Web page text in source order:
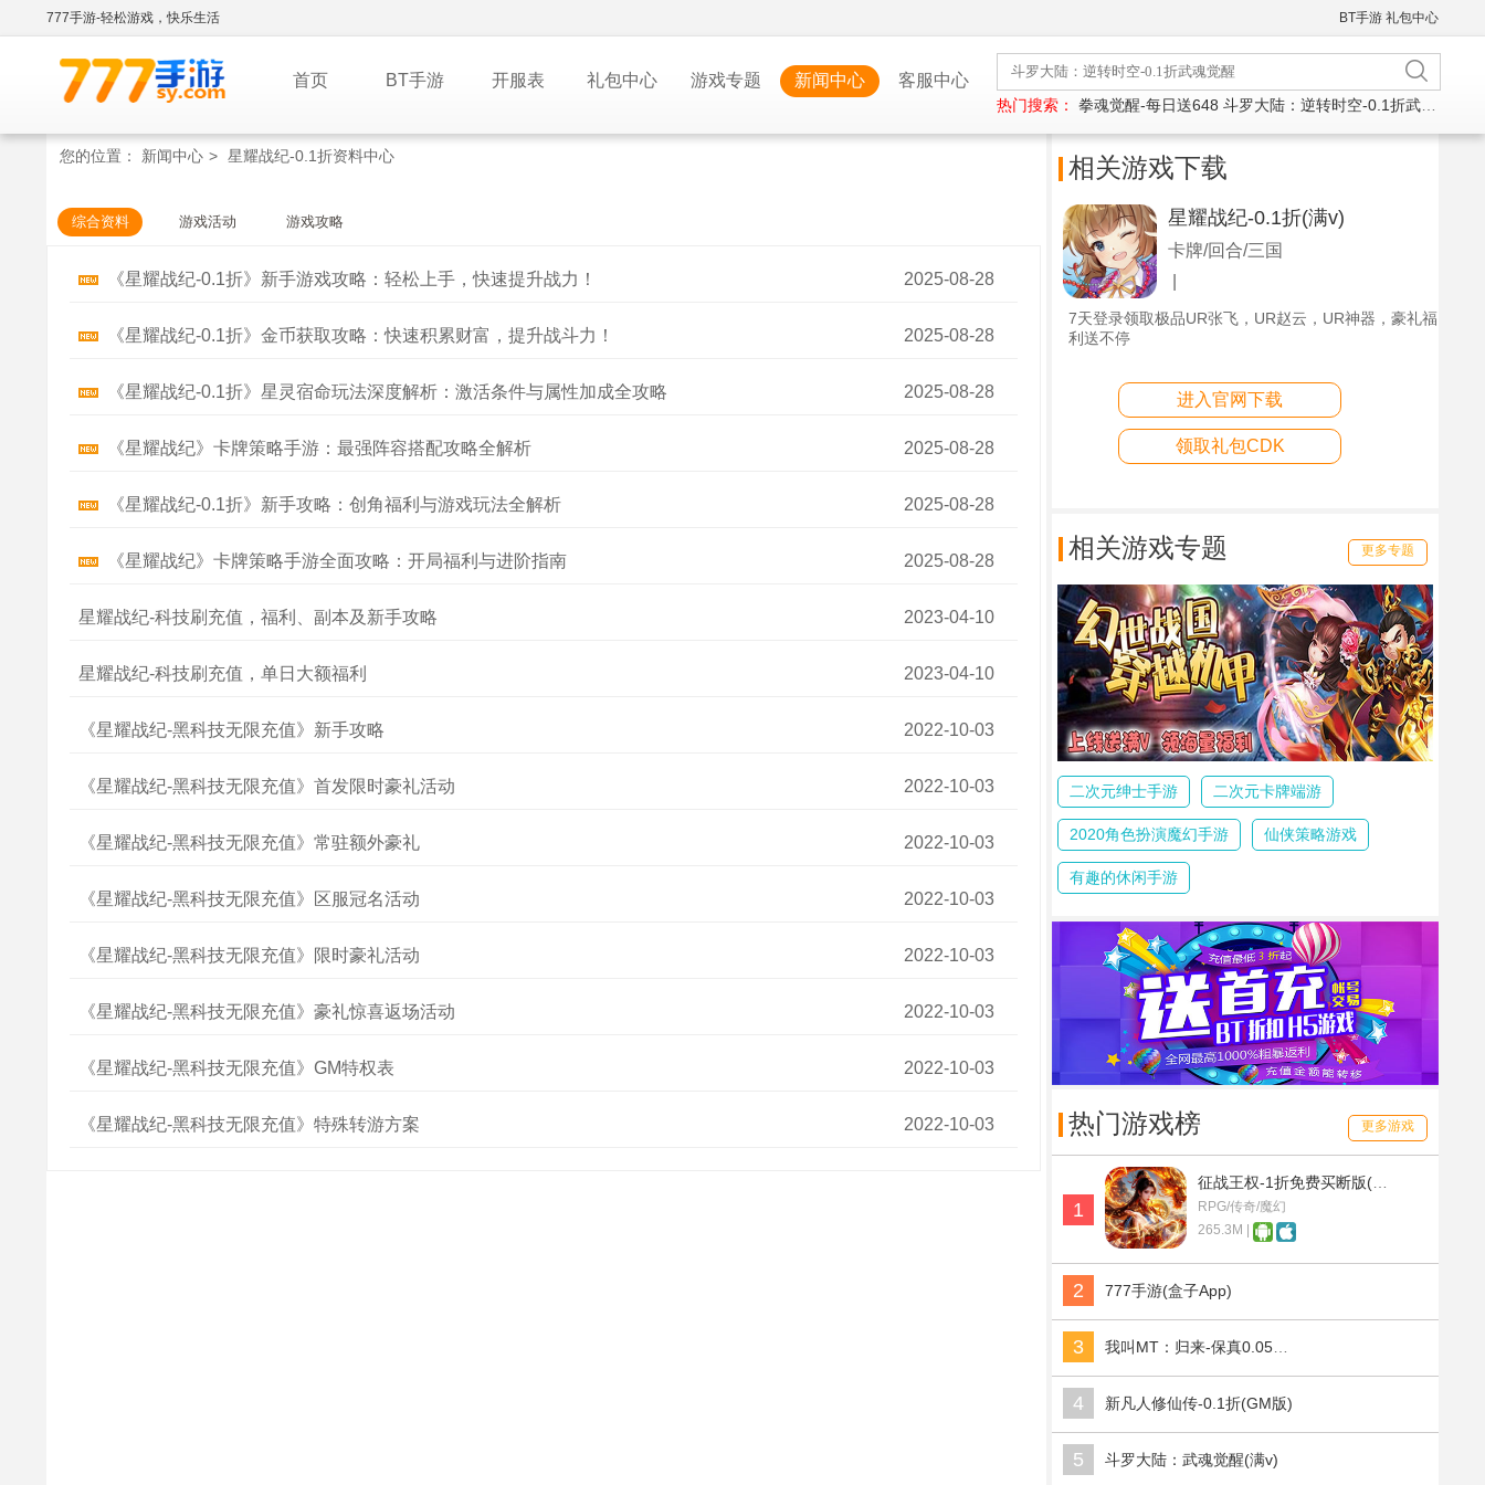
777手游-轻松游戏，快乐生活 BT手游 礼包中心
首页 BT手游 开服表 礼包中心 游戏专题 新闻中心 客服中心
热门搜索： 拳魂觉醒-每日送648 斗罗大陆：逆转时空-0.1折武魂觉醒
您的位置： 新闻中心 > 星耀战纪-0.1折资料中心
综合资料 游戏活动 游戏攻略
《星耀战纪-0.1折》新手游戏攻略：轻松上手，快速提升战力！ 2025-08-28
《星耀战纪-0.1折》金币获取攻略：快速积累财富，提升战斗力！ 2025-08-28
《星耀战纪-0.1折》星灵宿命玩法深度解析：激活条件与属性加成全攻略 2025-08-28
《星耀战纪》卡牌策略手游：最强阵容搭配攻略全解析 2025-08-28
《星耀战纪-0.1折》新手攻略：创角福利与游戏玩法全解析 2025-08-28
《星耀战纪》卡牌策略手游全面攻略：开局福利与进阶指南 2025-08-28
星耀战纪-科技刷充值，福利、副本及新手攻略 2023-04-10
星耀战纪-科技刷充值，单日大额福利 2023-04-10
《星耀战纪-黑科技无限充值》新手攻略 2022-10-03
《星耀战纪-黑科技无限充值》首发限时豪礼活动 2022-10-03
《星耀战纪-黑科技无限充值》常驻额外豪礼 2022-10-03
《星耀战纪-黑科技无限充值》区服冠名活动 2022-10-03
《星耀战纪-黑科技无限充值》限时豪礼活动 2022-10-03
《星耀战纪-黑科技无限充值》豪礼惊喜返场活动 2022-10-03
《星耀战纪-黑科技无限充值》GM特权表 2022-10-03
《星耀战纪-黑科技无限充值》特殊转游方案 2022-10-03
相关游戏下载
星耀战纪-0.1折(满v)
卡牌/回合/三国
7天登录领取极品UR张飞，UR赵云，UR神器，豪礼福
利送不停
进入官网下载
领取礼包CDK
相关游戏专题 更多专题
二次元绅士手游 二次元卡牌端游
2020角色扮演魔幻手游 仙侠策略游戏
有趣的休闲手游
热门游戏榜 更多游戏
1
RPG/传奇/魔幻
265.3M |
2 777手游(盒子App)
3
4 新凡人修仙传-0.1折(GM版)
5 斗罗大陆：武魂觉醒(满v)